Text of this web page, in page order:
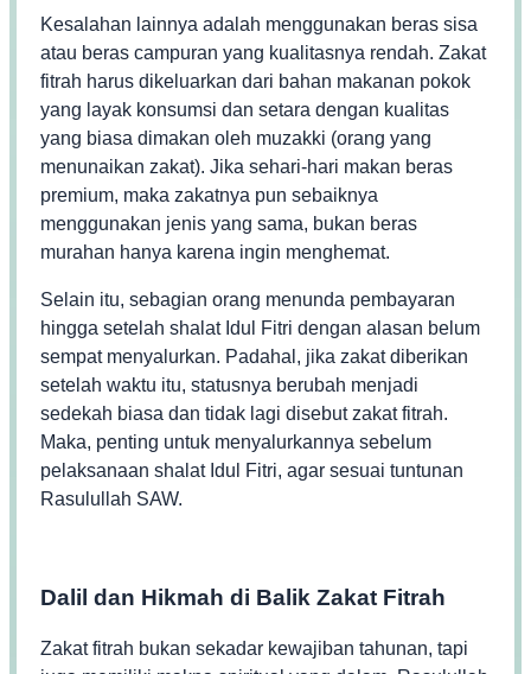
Kesalahan lainnya adalah menggunakan beras sisa
atau beras campuran yang kualitasnya rendah. Zakat
fitrah harus dikeluarkan dari bahan makanan pokok
yang layak konsumsi dan setara dengan kualitas
yang biasa dimakan oleh muzakki (orang yang
menunaikan zakat). Jika sehari-hari makan beras
premium, maka zakatnya pun sebaiknya
menggunakan jenis yang sama, bukan beras
murahan hanya karena ingin menghemat.
Selain itu, sebagian orang menunda pembayaran
hingga setelah shalat Idul Fitri dengan alasan belum
sempat menyalurkan. Padahal, jika zakat diberikan
setelah waktu itu, statusnya berubah menjadi
sedekah biasa dan tidak lagi disebut zakat fitrah.
Maka, penting untuk menyalurkannya sebelum
pelaksanaan shalat Idul Fitri, agar sesuai tuntunan
Rasulullah SAW.
Dalil dan Hikmah di Balik Zakat Fitrah
Zakat fitrah bukan sekadar kewajiban tahunan, tapi